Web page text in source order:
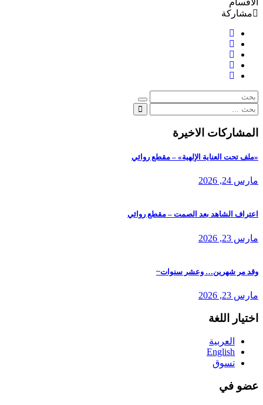
الاقسام
مشاركة
المشاركات الاخيرة
«ملف تحت العناية الإلهية» – مقطع روائي
مارس 24, 2026
اعتراف الشاهد بعد الصمت – مقطع روائي
مارس 23, 2026
وقد مر شهرين… وعشر سنوات~
مارس 23, 2026
اختيار اللغة
العربية
English
تسوق
عضو في